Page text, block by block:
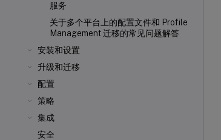
服务
关于多个平台上的配置文件和 Profile
Management 迁移的常见问题解答
安装和设置
升级和迁移
配置
策略
集成
安全